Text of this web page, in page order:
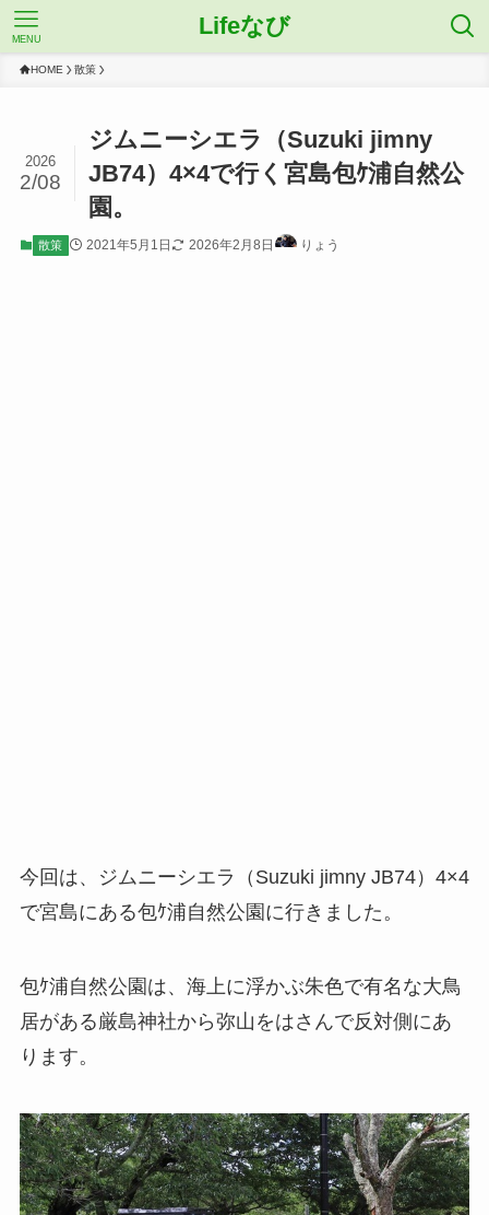
Lifeなび
MENU
HOME 散策
ジムニーシエラ（Suzuki jimny
JB74）4×4で行く宮島包ｹ浦自然公
園。
2026
2/08
散策 2021年5月1日 2026年2月8日 りょう
今回は、ジムニーシエラ（Suzuki jimny JB74）4×4
で宮島にある包ｹ浦自然公園に行きました。
包ｹ浦自然公園は、海上に浮かぶ朱色で有名な大鳥
居がある厳島神社から弥山をはさんで反対側にあ
ります。